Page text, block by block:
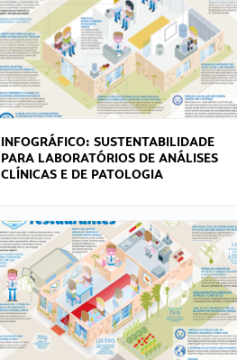
INFOGRÁFICO: SUSTENTABILIDADE
PARA LABORATÓRIOS DE ANÁLISES
CLÍNICAS E DE PATOLOGIA